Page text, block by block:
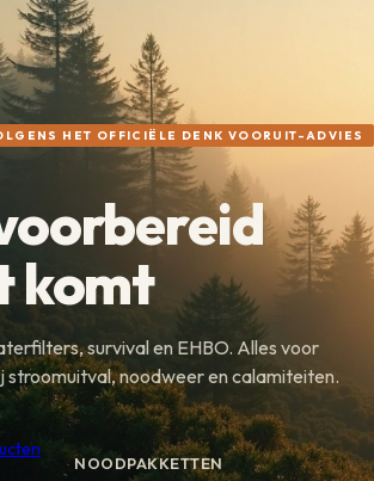
HET OFFICIËLE DENK VOORUIT-ADVIES
komt
survival en EHBO. Alles voor
stroomuitval, noodweer en calamiteiten.
NOODPAKKETTEN